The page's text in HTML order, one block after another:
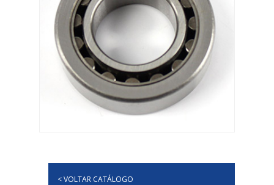
< VOLTAR CATÁLOGO